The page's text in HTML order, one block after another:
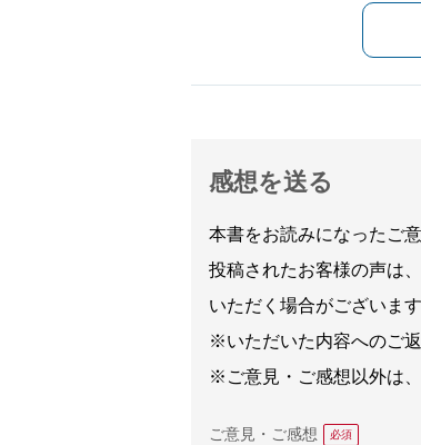
感想を送る
本書をお読みになったご
投稿されたお客様の声は
いただく場合がございます
※いただいた内容へのご
※ご意見・ご感想以外は、
ご意見・ご感想